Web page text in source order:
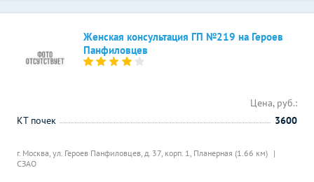
Женская консультация ГП №219 на Героев
Панфиловцев
г. Москва, ул. Героев Панфиловцев, д. 37, корп. 1, Планерная (1.66 км)
СЗАО
Цена, руб.:
КТ почек
3600